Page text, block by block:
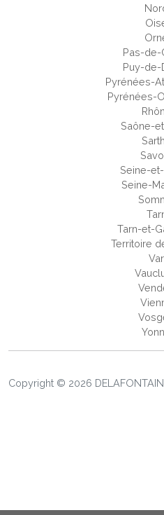
Pas-de-
Puy-de-
Pyrénées-
Pyrénées-
Saône-
Seine-
Seine-
Tarn-et-
Territoire
Var
Copyright © 2026